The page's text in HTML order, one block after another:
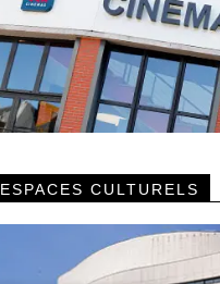
ESPACES CULTURELS